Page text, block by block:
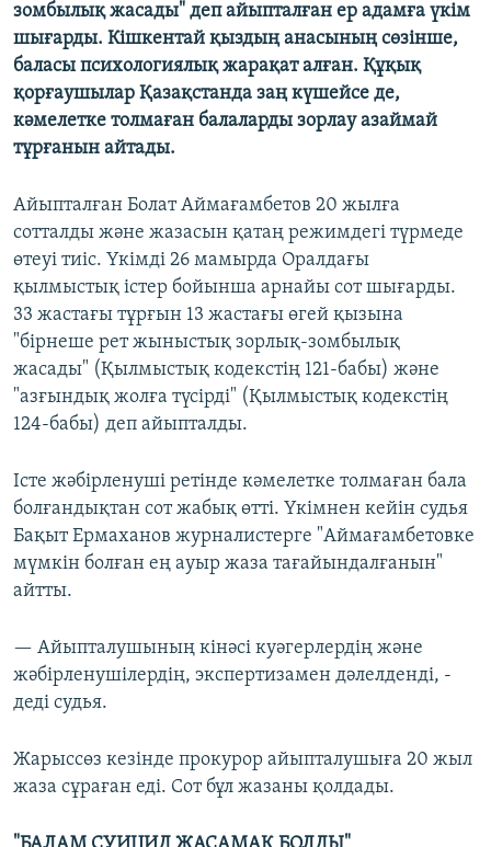
зомбылық жасады" деп айыпталған ер адамға үкім
шығарды. Кішкентай қыздың анасының сөзінше,
баласы психологиялық жарақат алған. Құқық
қорғаушылар Қазақстанда заң күшейсе де,
кәмелетке толмаған балаларды зорлау азаймай
тұрғанын айтады.
Айыпталған Болат Аймағамбетов 20 жылға
сотталды және жазасын қатаң режимдегі түрмеде
өтеуі тиіс. Үкімді 26 мамырда Оралдағы
қылмыстық істер бойынша арнайы сот шығарды.
33 жастағы тұрғын 13 жастағы өгей қызына
"бірнеше рет жыныстық зорлық-зомбылық
жасады" (Қылмыстық кодекстің 121-бабы) және
"азғындық жолға түсірді" (Қылмыстық кодекстің
124-бабы) деп айыпталды.
Істе жәбірленуші ретінде кәмелетке толмаған бала
болғандықтан сот жабық өтті. Үкімнен кейін судья
Бақыт Ермаханов журналистерге "Аймағамбетовке
мүмкін болған ең ауыр жаза тағайындалғанын"
айтты.
— Айыпталушының кінәсі куәгерлердің және
жәбірленушілердің, экспертизамен дәлелденді, -
деді судья.
Жарыссөз кезінде прокурор айыпталушыға 20 жыл
жаза сұраған еді. Сот бұл жазаны қолдады.